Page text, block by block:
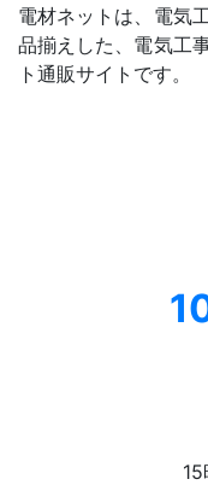
電材ネットは、電気
品揃えした、電気工
ト通販サイトです。